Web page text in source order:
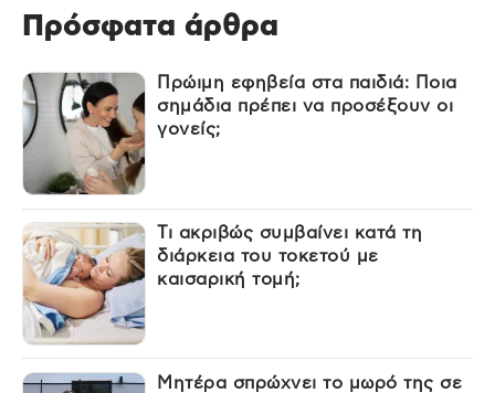
Πρόσφατα άρθρα
Πρώιμη εφηβεία στα παιδιά: Ποια
σημάδια πρέπει να προσέξουν οι
γονείς;
Τι ακριβώς συμβαίνει κατά τη
διάρκεια του τοκετού με
καισαρική τομή;
Μητέρα σπρώχνει το μωρό της σε